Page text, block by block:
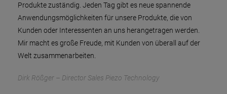
Produkte zuständig. Jeden Tag gibt es neue spannende
Anwendungsmöglichkeiten für unsere Produkte, die von
Kunden oder Interessenten an uns herangetragen werden.
Mir macht es große Freude, mit Kunden von überall auf der
Welt zusammenarbeiten.
Dirk Rößger – Director Sales Piezo Technology